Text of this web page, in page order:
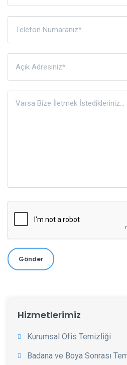
Gönder
Hizmetlerimiz
Kurumsal Ofis Temizliği
Badana ve Boya Sonrası